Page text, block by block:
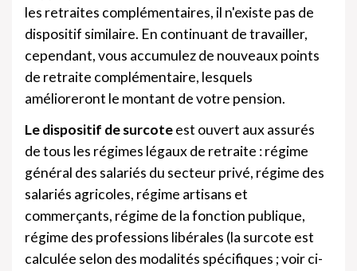
les retraites complémentaires, il n'existe pas de
dispositif similaire. En continuant de travailler,
cependant, vous accumulez de nouveaux points
de retraite complémentaire, lesquels
amélioreront le montant de votre pension.
Le dispositif de surcoteest ouvert aux assurés
de tous les régimes légaux de retraite : régime
général des salariés du secteur privé, régime des
salariés agricoles, régime artisans et
commerçants, régime de la fonction publique,
régime des professions libérales (la surcote est
calculée selon des modalités spécifiques ; voir ci-